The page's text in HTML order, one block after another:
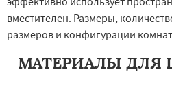
вместителен. Размеры,
размеров и конфигурации
МАТЕРИАЛЫ ДЛЯ